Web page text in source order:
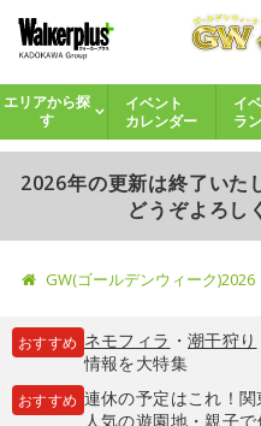
エリアから探
す
イベント
カレンダー
イ
ラ
2026年の更新は終了いた
どうぞよろし
GW(ゴールデンウィーク)2026
おすすめ ネモフィラ ・ 潮干狩り
情報を大特集
おすすめ 連休の予定はこれ！
人気の遊園地・親子で